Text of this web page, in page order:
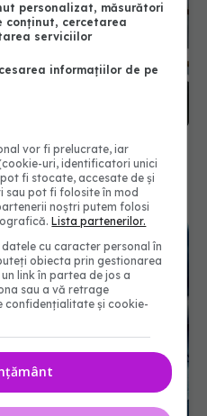
după prânz pentru
corp după prima
personalizat, măsurători
conținut, cercetarea
serviciilor
informațiilor de pe
vor fi prelucrate, iar
uri, identificatori unici
fi stocate, accesate de și
sau pot fi folosite în mod
noștri putem folosi
Lista partenerilor.
cu caracter personal în
obiecta prin gestionarea
link în partea de jos a
sau a vă retrage
confidențialitate și cookie-